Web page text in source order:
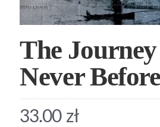
The
Never Before
33.00 zł